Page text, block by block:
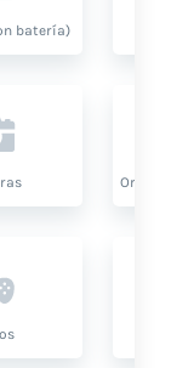
batería)